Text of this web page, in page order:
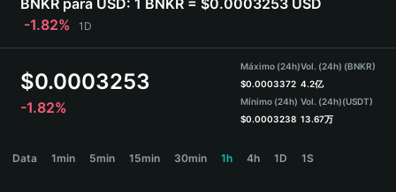
ภาษาไทย
हिन्दी
Español
Português (Brasil)
-1.82%
1D
$0.0003253
-1.82%
Máximo (24h)
$0.0003372
Mínimo (24h)
$0.0003238
Vol. (24h) (BNKR)
4.2亿
Vol. (24h)(USDT)
13.67万
Data 1min 5min 15min 30min 1h 4h 1D 1S